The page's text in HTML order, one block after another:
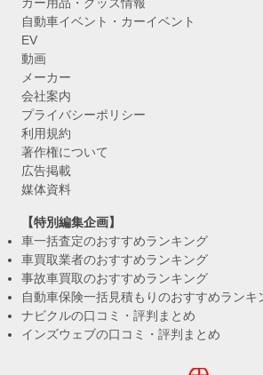
自動車イベント・カーイベント
EV
動画
メーカー
会社案内
プライバシーポリシー
利用規約
著作権について
広告掲載
媒体資料
【特別編集企画】
車一括査定のおすすめランキング
車買取業者のおすすめランキング
事故車買取のおすすめランキング
自動車保険一括見積もりのおすすめランキ
ナビクルの口コミ・評判まとめ
インズウェブの口コミ・評判まとめ